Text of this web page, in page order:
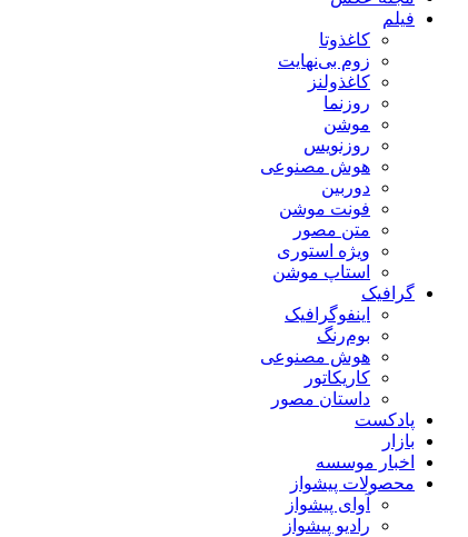
فیلم
کاغذوتا
زوم بی‌نهایت
کاغذولنز
روزنما
موشن
روزنویس
هوش مصنوعی
دوربین
فونت موشن
متن مصور
ویژه استوری
استاپ موشن
گرافیک
اینفوگرافیک
بوم‌رنگ
هوش مصنوعی
کاریکاتور
داستان مصور
پادکست
بازار
اخبار موسسه
محصولات پیشواز
آوای پیشواز
رادیو پیشواز